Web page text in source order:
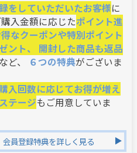
をしていただいたお客様に
入金額に応じたポイント進
なクーポンや特別ポイント
ント、 開封した商品も返品
など、 ６つの特典がございま
入回数に応じてお得が増え
テージもご用意していま
会員登録特典を詳しく見る